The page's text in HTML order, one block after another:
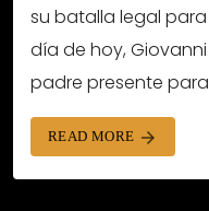
su batalla legal
día de hoy,
padre presente
READ MORE arrow_forward